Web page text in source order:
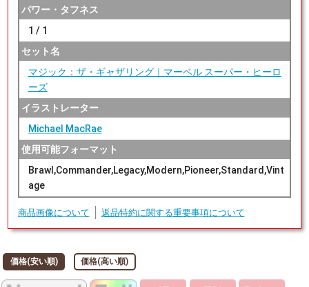
パワー・タフネス
1 / 1
セット名
マジック：ザ・ギャザリング｜マーベル スーパー・ヒーロ
ーズ
イラストレーター
Michael MacRae
使用可能フォーマット
Brawl,Commander,Legacy,Modern,Pioneer,Standard,Vint
age
商品画像について 返品特約に関する重要事項について
価格(安い順) 価格(高い順)